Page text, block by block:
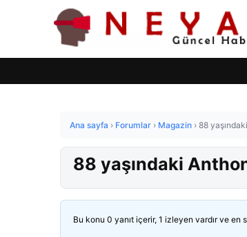
Ana sayfa › Forumlar › Magazin › 88
88 yaşındaki
Bu konu 0 yanıt içerir, 1 izleyen vardır ve en